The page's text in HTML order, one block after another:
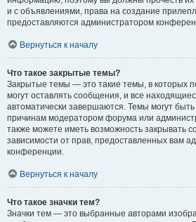
и с объявлениями, права на создание
предоставляются администратором
Вернуться к началу
Что такое закрытые темы?
Закрытые темы — это такие темы, в которых
могут оставлять сообщения, и все
автоматически завершаются. Темы могут
причинам модератором форума или
также можете иметь возможность закрывать
зависимости от прав, предоставленных вам
конференции.
Вернуться к началу
Что такое значки тем?
Значки тем — это выбранные авторами